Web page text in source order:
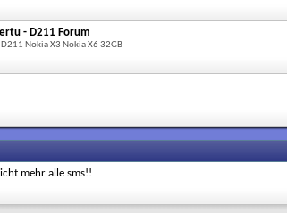
- D211 Forum
Nokia X3 Nokia X6 32GB
mehr alle sms!!